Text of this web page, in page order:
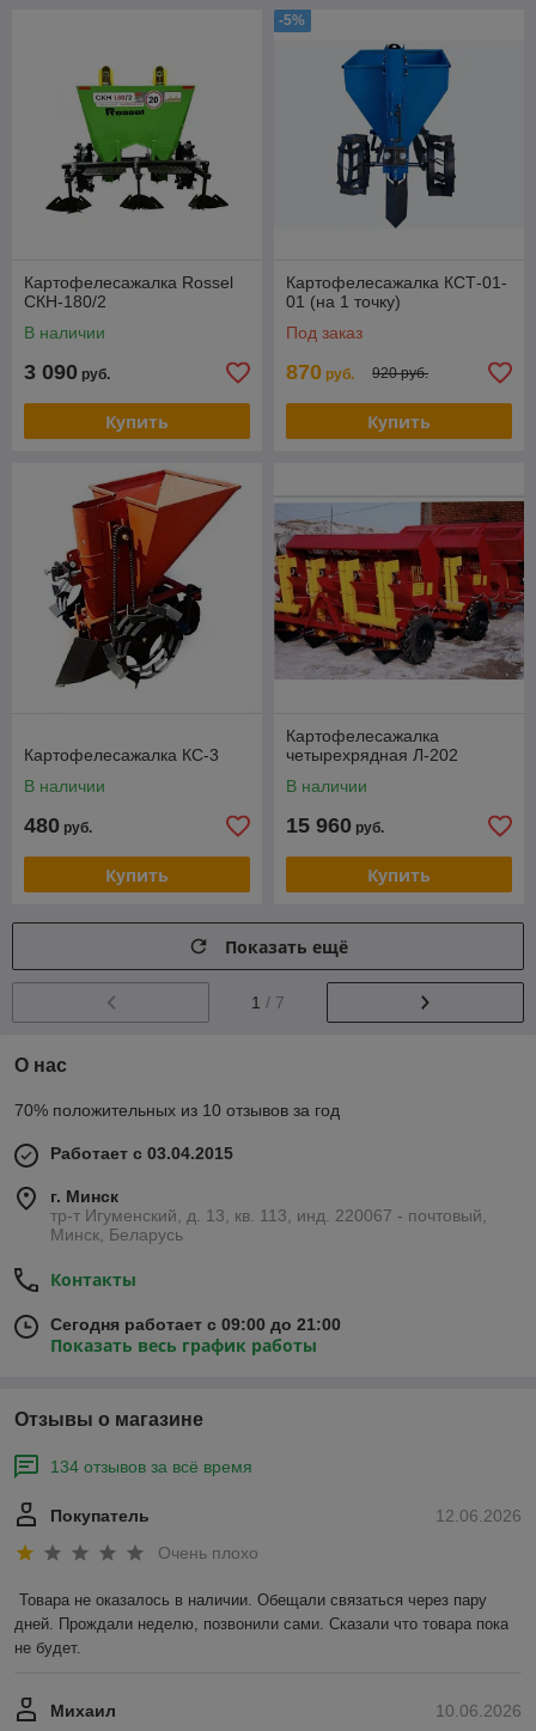
Картофелесажалка Rossel
СКН-180/2
В наличии
3 090 руб.
Купить
-5%
Картофелесажалка КСТ-01-
01 (на 1 точку)
Под заказ
870 руб. 920 руб.
Купить
Картофелесажалка КС-3
В наличии
480 руб.
Купить
Картофелесажалка
четырехрядная Л-202
В наличии
15 960 руб.
Купить
Показать ещё
1 / 7
О нас
70% положительных из 10 отзывов за год
Работает с 03.04.2015
г. Минск
тр-т Игуменский, д. 13, кв. 113, инд. 220067 - почтовый,
Минск, Беларусь
Контакты
Сегодня работает с 09:00 до 21:00
Показать весь график работы
Отзывы о магазине
134 отзывов за всё время
12.06.2026
Покупатель
Очень плохо
Товара не оказалось в наличии. Обещали связаться через пару
дней. Прождали неделю, позвонили сами. Сказали что товара пока
не будет.
10.06.2026
Михаил